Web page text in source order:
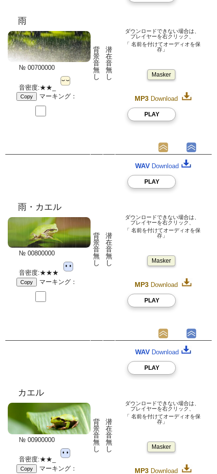
雨
№ 00700000
音密度:★★_
Copy マーキング：
背
景
音
無
し
潜
在
音
無
し
ダウンロードできない場合は、
プレイヤーを右クリック、
「 名前を付けてオーディオを保
存」
Masker
MP3 Download
PLAY
雨・カエル
№ 00800000
音密度:★★★
Copy マーキング：
背
景
音
無
し
潜
在
音
無
し
WAV Download
PLAY
ダウンロードできない場合は、
プレイヤーを右クリック、
「 名前を付けてオーディオを保
存」
Masker
MP3 Download
PLAY
カエル
№ 00900000
音密度:★★_
Copy マーキング：
背
景
音
無
し
潜
在
音
無
し
WAV Download
PLAY
ダウンロードできない場合は、
プレイヤーを右クリック、
「 名前を付けてオーディオを保
存」
Masker
MP3 Download